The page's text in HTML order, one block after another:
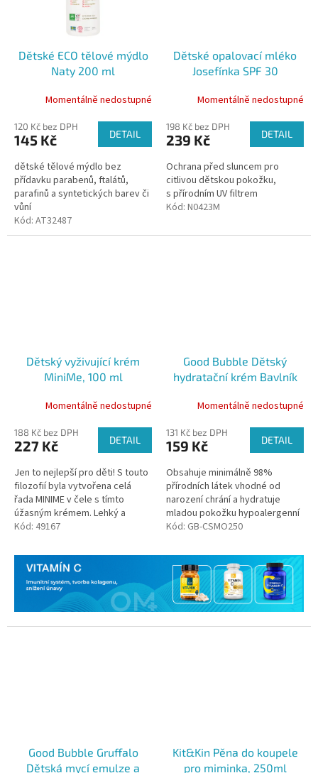
Dětské ECO tělové mýdlo
Naty 200 ml
Momentálně nedostupné
120 Kč bez DPH
145 Kč DETAIL
dětské tělové mýdlo bez
přídavku parabenů, ftalátů,
parafinů a syntetických barev či
vůní
Kód: AT32487
Dětské opalovací mléko
Josefínka SPF 30
Momentálně nedostupné
198 Kč bez DPH
239 Kč DETAIL
Ochrana před sluncem pro
citlivou dětskou pokožku,
s přírodním UV filtrem
Kód: N0423M
Dětský vyživující krém
MiniMe, 100 ml
Momentálně nedostupné
188 Kč bez DPH
227 Kč DETAIL
Jen to nejlepší pro děti! S touto
filozofií byla vytvořena celá
řada MINIME v čele s tímto
úžasným krémem. Lehký a
přesto skvěle vyživující
mohou...
Kód: 49167
Good Bubble Dětský
hydratační krém Bavlník
Momentálně nedostupné
131 Kč bez DPH
159 Kč DETAIL
Obsahuje minimálně 98%
přírodních látek vhodné od
narození chrání a hydratuje
mladou pokožku hypoalergenní
vhodné pro vegany
Kód: GB-CSMO250
Good Bubble Gruffalo
Dětská mycí emulze a
Kit&Kin Pěna do koupele
pro miminka, 250ml